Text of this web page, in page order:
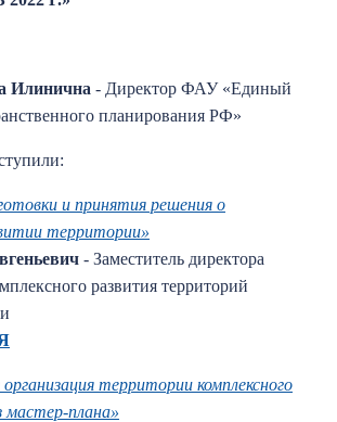
Илинична - Директор ФАУ «Единый
планирования РФ»
и принятия решения о
территории»
- Заместитель директора
развития территорий
территории комплексного
мастер-плана»